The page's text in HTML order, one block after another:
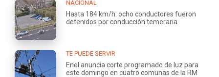
NACIONAL
Hasta 184 km/h: ocho conductores fueron
detenidos por conducción temeraria
TE PUEDE SERVIR
Enel anuncia corte programado de luz para
este domingo en cuatro comunas de la RM